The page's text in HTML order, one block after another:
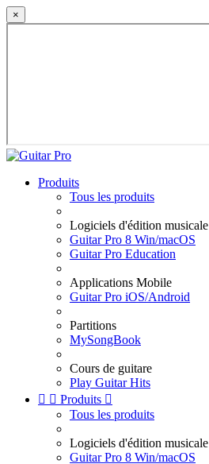
×
Produits
Tous les produits
Logiciels d'édition musicale
Guitar Pro 8 Win/macOS
Guitar Pro Education
Applications Mobile
Guitar Pro iOS/Android
Partitions
MySongBook
Cours de guitare
Play Guitar Hits
  Produits 
Tous les produits
Logiciels d'édition musicale
Guitar Pro 8 Win/macOS